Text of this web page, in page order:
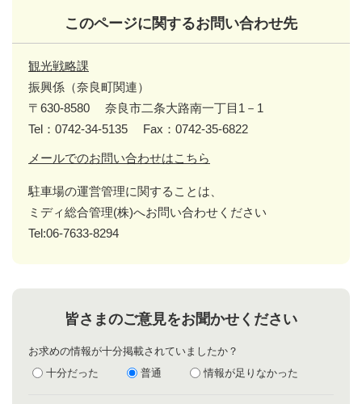
このページに関するお問い合わせ先
観光戦略課
振興係（奈良町関連）
〒630-8580
奈良市二条大路南一丁目1－1
Tel：0742-34-5135
Fax：0742-35-6822
メールでのお問い合わせはこちら
駐車場の運営管理に関することは、
ミディ総合管理(株)へお問い合わせください
Tel:06-7633-8294
皆さまのご意見をお聞かせください
お求めの情報が十分掲載されていましたか？
十分だった
普通 情報が足りなかった